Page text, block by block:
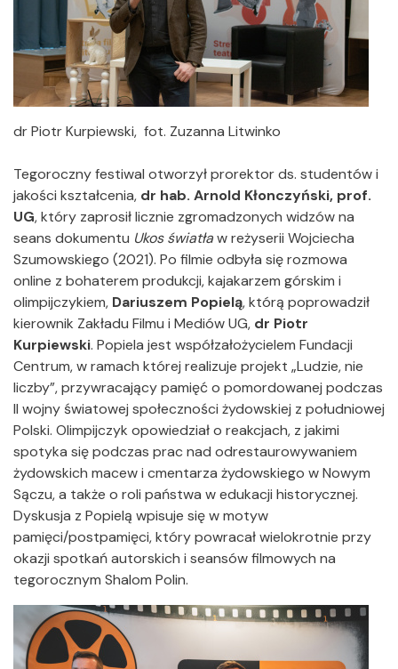
dr Piotr Kurpiewski, fot. Zuzanna Litwinko
Tegoroczny festiwal otworzył prorektor ds. studentów i
jakości kształcenia, dr hab. Arnold Kłonczyński, prof.
UG, który zaprosił licznie zgromadzonych widzów na
seans dokumentu Ukos światław reżyserii Wojciecha
Szumowskiego (2021). Po filmie odbyła się rozmowa
online z bohaterem produkcji, kajakarzem górskim i
olimpijczykiem, Dariuszem Popielą, którą poprowadził
kierownik Zakładu Filmu i Mediów UG, dr Piotr
Kurpiewski. Popiela jest współzałożycielem Fundacji
Centrum, w ramach której realizuje projekt „Ludzie, nie
liczby”, przywracający pamięć o pomordowanej podczas
II wojny światowej społeczności żydowskiej z południowej
Polski. Olimpijczyk opowiedział o reakcjach, z jakimi
spotyka się podczas prac nad odrestaurowywaniem
żydowskich macew i cmentarza żydowskiego w Nowym
Sączu, a także o roli państwa w edukacji historycznej.
Dyskusja z Popielą wpisuje się w motyw
pamięci/postpamięci, który powracał wielokrotnie przy
okazji spotkań autorskich i seansów filmowych na
tegorocznym Shalom Polin.